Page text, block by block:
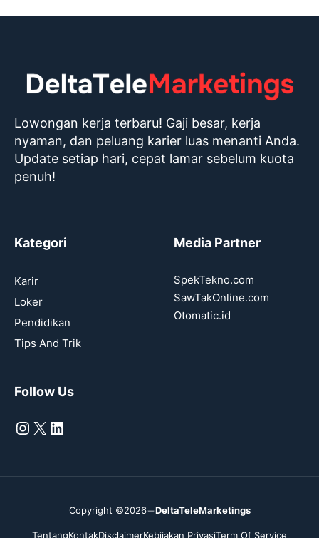
Lowongan kerja terbaru! Gaji besar, kerja
nyaman, dan peluang karier luas menanti Anda.
Update setiap hari, cepat lamar sebelum kuota
penuh!
Kategori
Karir
Loker
Pendidikan
Tips And Trik
Media Partner
SpekTekno.com
SawTakOnline.com
Otomatic.id
Follow Us
Instagram
X LinkedIn
Copyright ©2026 DeltaTeleMarketings
TentangKontakDisclaimerKebijakan PrivasiTerm Of Service